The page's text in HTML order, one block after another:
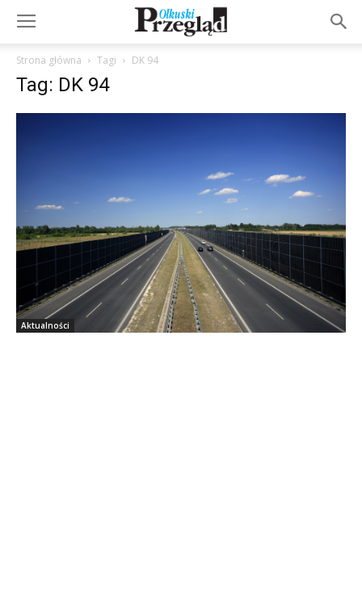
Strona główna Tagi DK 94
Tag: DK 94
Aktualności